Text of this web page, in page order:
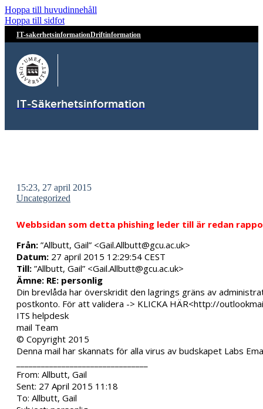
Hoppa till huvudinnehåll
Hoppa till sidfot
IT-sakerhetsinformationDriftinformation
IT-Säkerhetsinformation
15:23, 27 april 2015
Uncategorized
Webbsidan som detta phishing leder till är redan
Från: ”Allbutt, Gail” <Gail.Allbutt@gcu.ac.uk>
Datum: 27 april 2015 12:29:54 CEST
Till: ”Allbutt, Gail” <Gail.Allbutt@gcu.ac.uk>
Ämne: RE: personlig
Din brevlåda har överskridit den lagrings gräns av
postkonto. För att validera -> KLICKA HÄR<http://
ITS helpdesk
mail Team
© Copyright 2015
Denna mail har skannats för alla virus av budskapet Labs
From: Allbutt, Gail
Sent: 27 April 2015 11:18
To: Allbutt, Gail